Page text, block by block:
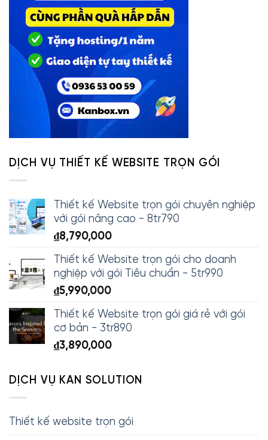
DỊCH VỤ THIẾT KẾ WEBSITE TRỌN GÓI
Thiết kế Website trọn gói chuyên nghiệp
với gói nâng cao - 8tr790
₫8,790,000
Thiết kế Website trọn gói cho doanh
nghiệp với gói Tiêu chuẩn - 5tr990
₫5,990,000
Thiết kế Website trọn gói giá rẻ với gói
cơ bản - 3tr890
₫3,890,000
DỊCH VỤ KAN SOLUTION
Thiết kế website trọn gói